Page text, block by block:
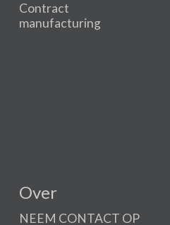
Contract
manufacturing
Over
NEEM CONTACT OP